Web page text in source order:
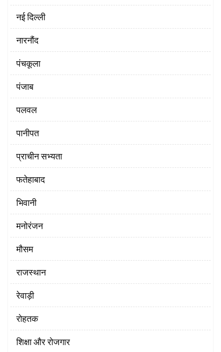
नई दिल्ली
नारनौंद
पंचकूला
पंजाब
पलवल
पानीपत
प्राचीन सभ्यता
फतेहाबाद
भिवानी
मनोरंजन
मौसम
राजस्थान
रेवाड़ी
रोहतक
शिक्षा और रोजगार